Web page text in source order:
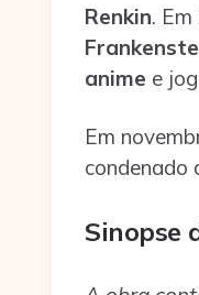
Renkin.
anime e
Em
condenado
Sinopse